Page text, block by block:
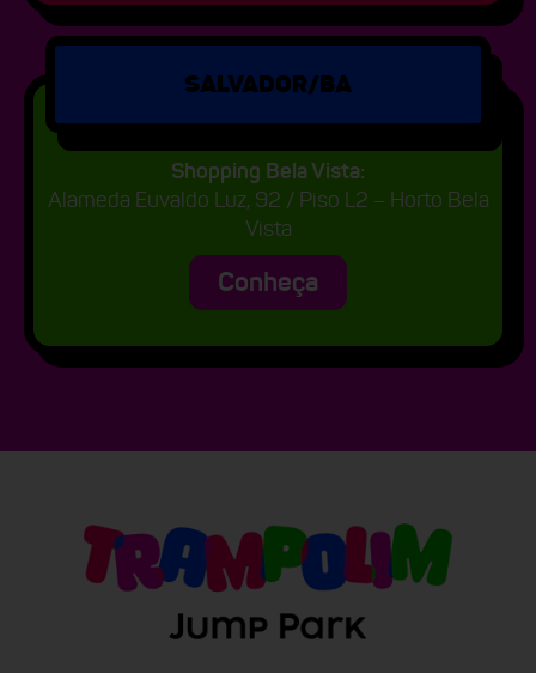
SALVADOR/BA
Shopping Bela Vista:
Alameda Euvaldo Luz, 92 / Piso L2 – Horto Bela
Vista
Conheça